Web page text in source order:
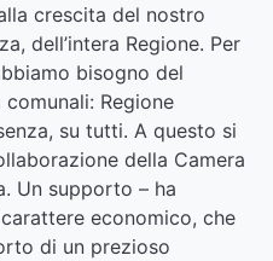
crescita del nostro
dell’intera Regione. Per
bisogno del
Regione
su tutti. A questo si
della Camera
Un supporto – ha
economico, che
di un prezioso